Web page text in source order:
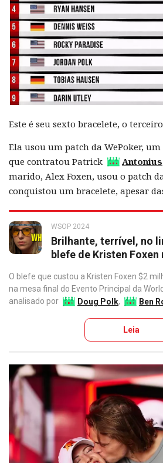
Este é seu sexto bracelete, o
Ela usou um patch da WePoker,
que contratou Patrick
Antonius
marido, Alex Foxen, usou o patch
conquistou um bracelete, apesar
WSOP 2024
Brilhante, terrível, no
blefe de Kristen Foxen
O blefe que custou a Kristen Foxen $2
na mesa final do Evento Principal da
analisado por
Doug Polk, Ben
Leia